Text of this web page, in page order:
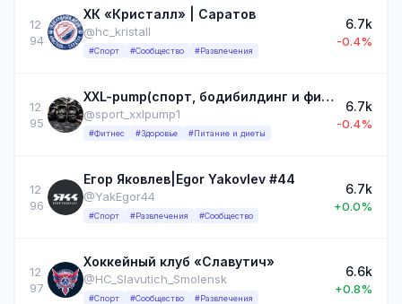
12
94
ХК «Кристалл» | Саратов
@hc_kristall
#Спорт #Сообщество #Развлечения
6.7k
-0.4%
12
95
XXL-pump(спорт, бодибилдинг и фитнес)
@sport_xxlpump1
#Фитнес #Здоровье #Питание и диеты
6.7k
-0.4%
12
96
Егор Яковлев|Egor Yakovlev #44
@YakEgor44
#Спорт #Развлечения #Сообщество
6.7k
+0.0%
12
97
Хоккейный клуб «Славутич»
@HC_Slavutich_Smolensk
#Спорт #Сообщество #Развлечения
6.6k
+0.8%